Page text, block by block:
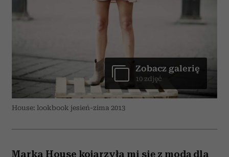
House: lookbook jesień-zima 2013
Zobacz galerię
10 zdjęć
Marka House kojarzyła mi się z modą dla